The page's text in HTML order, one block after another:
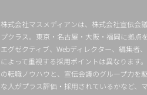
株式会社マスメディアンは、株式会社宣伝会
プクラス。東京・名古屋・大阪・福岡に拠点
エグゼクティブ、Webディレクター、編集者
によって重視する採用ポイントは異なります
の転職ノウハウと、宣伝会議のグループ力を
な人がプラス評価・採用されているかなど、